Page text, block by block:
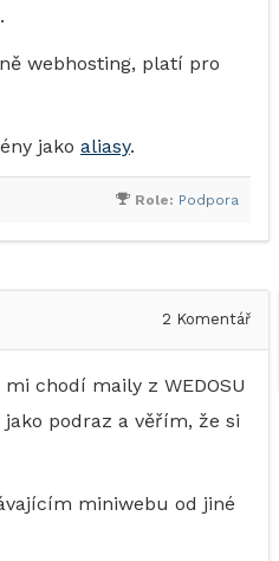
webhosting, platí pro
jako aliasy.
Role: Podpora
2 Komentář
chodí maily z WEDOSU
podraz a věřím, že si
miniwebu od jiné